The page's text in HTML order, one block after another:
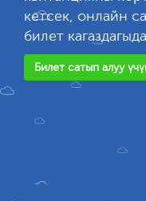
кетсек, онлайн
билет
Билет сатып алуу